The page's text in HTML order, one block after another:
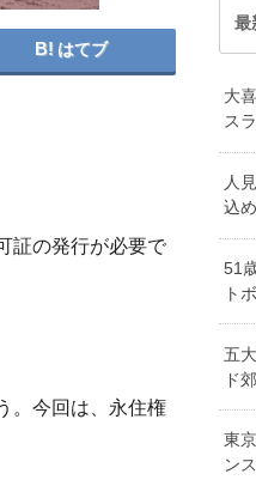
ケニア
タンザニア
パリ
南フ
ンガルになるため
！学生ビザから就
の大学留学費用は
を把
人は厳しい？フラ
これで安心！フラン
はてブ
証の発行が必要で
。今回は、永住権
最
大
ス
人
込
51
ト
五
ド
東
ン